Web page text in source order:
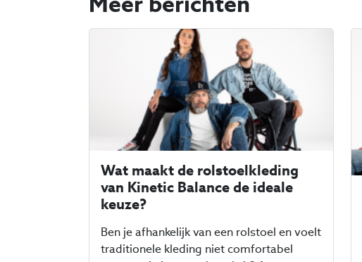
Wat maakt de rolstoelkleding
van Kinetic Balance de ideale
keuze?
Ben je afhankelijk van een rolstoel en voelt
traditionele kleding niet comfortabel